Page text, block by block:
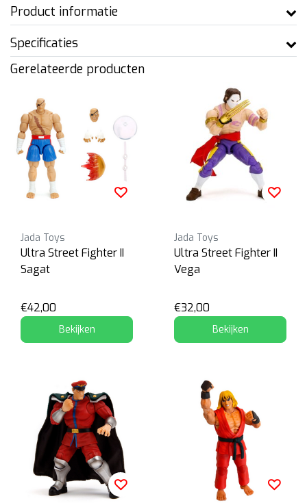
Product informatie
Specificaties
Gerelateerde producten
Jada Toys
Ultra Street Fighter II
Sagat
€42,00
Bekijken
Jada Toys
Ultra Street Fighter II
Vega
€32,00
Bekijken